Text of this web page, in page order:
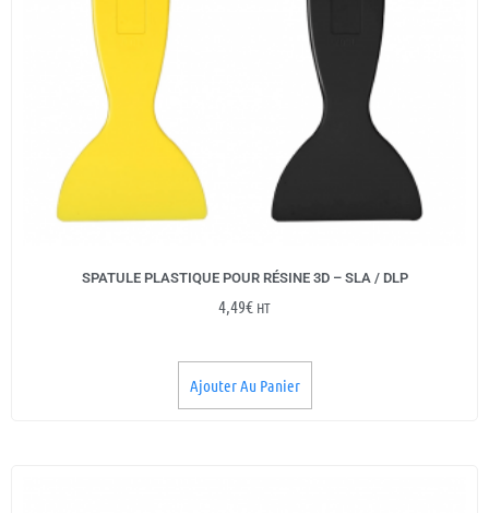
SPATULE PLASTIQUE POUR RÉSINE 3D – SLA / DLP
4,49€ HT
Ajouter Au Panier